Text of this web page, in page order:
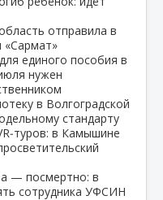
отправила в
единого пособия в
нужен
в Волгоградской
стандарту
в Камышине
— посмертно: в
сотрудника УФСИН